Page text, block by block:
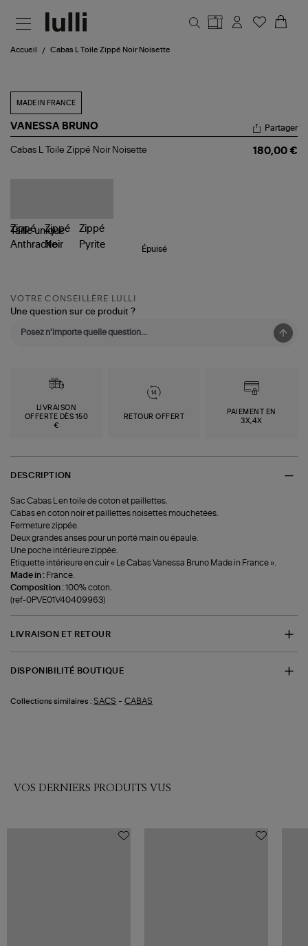
Accueil Cabas L Toile Zippé Noir Noisette
MADE IN FRANCE
VANESSA BRUNO
Cabas
Partager
Cabas L Toile Zippé Noir Noisette 180,00 €
Tailleunique
Épuisé
VOTRE CONSEILLÈRE LULLI
Une question sur ce produit ?
LIVRAISON
OFFERTE DÈS 150
€
RETOUR OFFERT
PAIEMENT EN
3X,4X
DESCRIPTION
Sac Cabas L en toile de coton et paillettes.
Cabas en coton noir et paillettes noisettes mouchetées.
Fermeture zippée.
Deux grandes anses pour un porté main ou épaule.
Une poche intérieure zippée.
Etiquette intérieure en cuir « Le Cabas Vanessa Bruno Made in France ».
Made in : France.
Composition :100% coton.
(ref-0PVE01V40409963)
LIVRAISON ET RETOUR
DISPONIBILITÉ BOUTIQUE
Collections similaires : SACS -CABAS
VOS DERNIERS PRODUITS VUS